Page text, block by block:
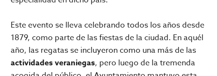
Este evento se lleva celebrando todos los años desde
1879, como parte de las fiestas de la ciudad. En aquél
año, las regatas se incluyeron como una más de las
actividades veraniegas, pero luego de la tremenda